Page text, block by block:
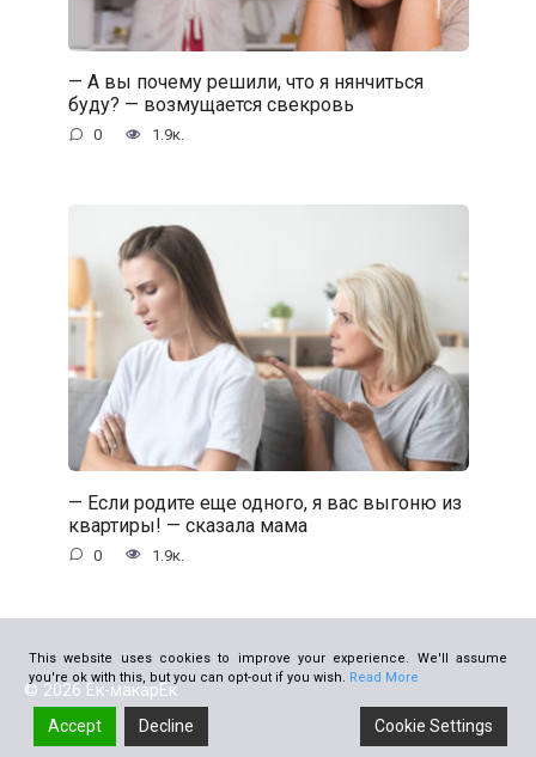
— А вы почему решили, что я нянчиться
буду? — возмущается свекровь
0 1.9к.
— Если родите еще одного, я вас выгоню из
квартиры! — сказала мама
0 1.9к.
© 2026 Ёк-макарЁк
This website uses cookies to improve your experience. We'll assume
you're ok with this, but you can opt-out if you wish. Read More
Accept Decline Cookie Settings